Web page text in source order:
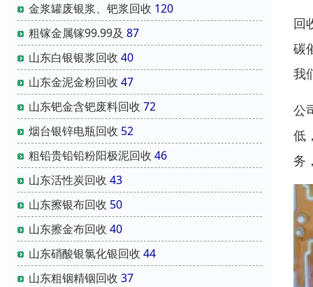
金浆罐废银浆、钯浆回收 120
粗镓金属镓99.99及 87
山东白银银浆回收 40
山东金泥金粉回收 47
山东钯金含钯废料回收 72
烟台银锌电瓶回收 52
粗铅贵铅铅粉阳极泥回收 46
山东活性炭回收 43
山东擦银布回收 50
山东擦金布回收 40
山东硝酸银氯化银回收 44
山东粗铟精铟回收 37
回
碳
我
公
低
务